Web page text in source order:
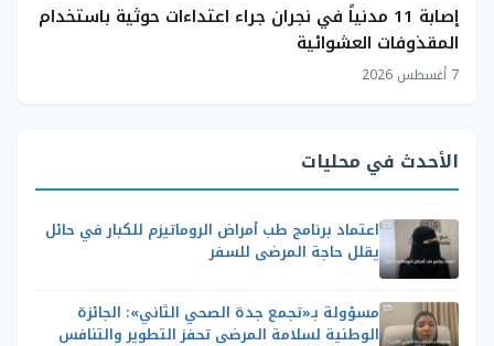
إصابة 11 مدنياً في نجران جراء اعتداءات حوثية باستخدام
المقذوفات العشوائية
7 أغسطس 2026
الأحدث في محليات
اعتماد برنامج طب أمراض الروماتيزم للكبار في حائل
يقلل حاجة المرضى للسفر
مسؤولة بـ«تجمع جدة الصحي الثاني»: الجائزة
الوطنية لسلامة المرضى تحفز التطوير والتنافس